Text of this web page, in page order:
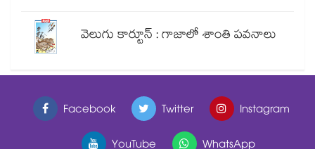
వెలుగు కార్టూన్ : గాజాలో శాంతి పవనాలు
Facebook Twitter
Instagram